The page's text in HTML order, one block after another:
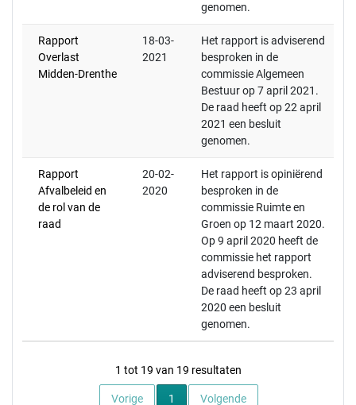
genomen.
Rapport
Overlast
Midden-Drenthe
18-03-
2021
Het rapport is adviserend
besproken in de
commissie Algemeen
Bestuur op 7 april 2021.
De raad heeft op 22 april
2021 een besluit
genomen.
Rapport
Afvalbeleid en
de rol van de
raad
20-02-
2020
Het rapport is opiniërend
besproken in de
commissie Ruimte en
Groen op 12 maart 2020.
Op 9 april 2020 heeft de
commissie het rapport
adviserend besproken.
De raad heeft op 23 april
2020 een besluit
genomen.
1 tot 19 van 19 resultaten
Vorige 1 Huidige pagina
Volgende